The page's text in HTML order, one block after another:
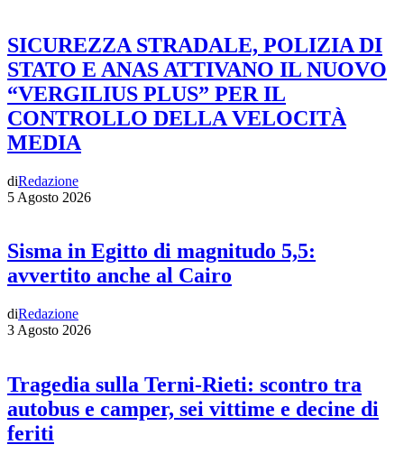
SICUREZZA STRADALE, POLIZIA DI
STATO E ANAS ATTIVANO IL NUOVO
“VERGILIUS PLUS” PER IL
CONTROLLO DELLA VELOCITÀ
MEDIA
diRedazione
5 Agosto 2026
Sisma in Egitto di magnitudo 5,5:
avvertito anche al Cairo
diRedazione
3 Agosto 2026
Tragedia sulla Terni-Rieti: scontro tra
autobus e camper, sei vittime e decine di
feriti